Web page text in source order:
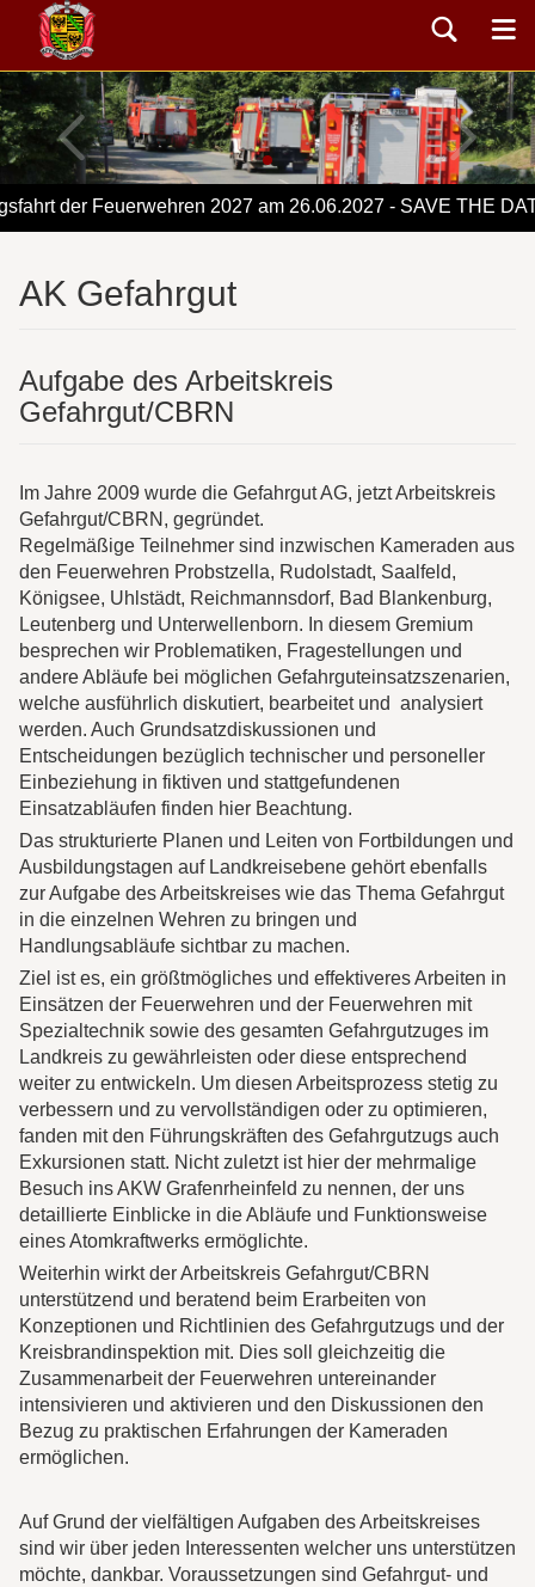
der Feuerwehren 2027 am 26.06.2027 - SAVE THE
AK Gefahrgut
Aufgabe des Arbeitskreis
Gefahrgut/CBRN
Im Jahre 2009 wurde die Gefahrgut AG, jetzt Arbeitskreis
Gefahrgut/CBRN, gegründet.
Regelmäßige Teilnehmer sind inzwischen Kameraden aus
den Feuerwehren Probstzella, Rudolstadt, Saalfeld,
Königsee, Uhlstädt, Reichmannsdorf, Bad Blankenburg,
Leutenberg und Unterwellenborn. In diesem Gremium
besprechen wir Problematiken, Fragestellungen und
andere Abläufe bei möglichen Gefahrguteinsatzszenarien,
welche ausführlich diskutiert, bearbeitet und analysiert
werden. Auch Grundsatzdiskussionen und
Entscheidungen bezüglich technischer und personeller
Einbeziehung in fiktiven und stattgefundenen
Einsatzabläufen finden hier Beachtung.
Das strukturierte Planen und Leiten von Fortbildungen und
Ausbildungstagen auf Landkreisebene gehört ebenfalls
zur Aufgabe des Arbeitskreises wie das Thema Gefahrgut
in die einzelnen Wehren zu bringen und
Handlungsabläufe sichtbar zu machen.
Ziel ist es, ein größtmögliches und effektiveres Arbeiten in
Einsätzen der Feuerwehren und der Feuerwehren mit
Spezialtechnik sowie des gesamten Gefahrgutzuges im
Landkreis zu gewährleisten oder diese entsprechend
weiter zu entwickeln. Um diesen Arbeitsprozess stetig zu
verbessern und zu vervollständigen oder zu optimieren,
fanden mit den Führungskräften des Gefahrgutzugs auch
Exkursionen statt. Nicht zuletzt ist hier der mehrmalige
Besuch ins AKW Grafenrheinfeld zu nennen, der uns
detaillierte Einblicke in die Abläufe und Funktionsweise
eines Atomkraftwerks ermöglichte.
Weiterhin wirkt der Arbeitskreis Gefahrgut/CBRN
unterstützend und beratend beim Erarbeiten von
Konzeptionen und Richtlinien des Gefahrgutzugs und der
Kreisbrandinspektion mit. Dies soll gleichzeitig die
Zusammenarbeit der Feuerwehren untereinander
intensivieren und aktivieren und den Diskussionen den
Bezug zu praktischen Erfahrungen der Kameraden
ermöglichen.
Auf Grund der vielfältigen Aufgaben des Arbeitskreises
sind wir über jeden Interessenten welcher uns unterstützen
möchte, dankbar. Voraussetzungen sind Gefahrgut- und